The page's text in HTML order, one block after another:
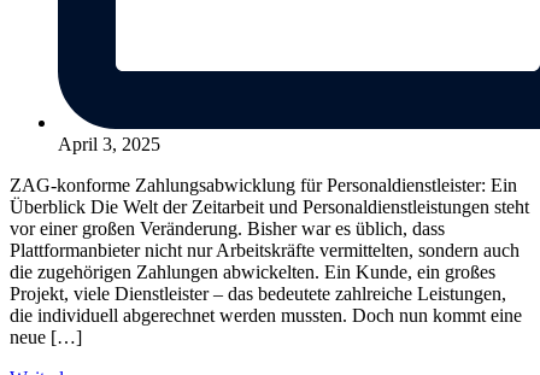
April 3, 2025
ZAG-konforme Zahlungsabwicklung für Personaldienstleister: Ein
Überblick Die Welt der Zeitarbeit und Personaldienstleistungen steht
vor einer großen Veränderung. Bisher war es üblich, dass
Plattformanbieter nicht nur Arbeitskräfte vermittelten, sondern auch
die zugehörigen Zahlungen abwickelten. Ein Kunde, ein großes
Projekt, viele Dienstleister – das bedeutete zahlreiche Leistungen,
die individuell abgerechnet werden mussten. Doch nun kommt eine
neue […]